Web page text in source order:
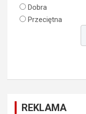
Dobra
Przeciętna
REKLAMA